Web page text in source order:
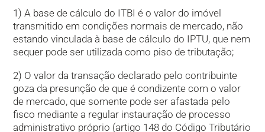
1) A base de cálculo do ITBI é o valor do imóvel
transmitido em condições normais de mercado, não
estando vinculada à base de cálculo do IPTU, que nem
sequer pode ser utilizada como piso de tributação;
2) O valor da transação declarado pelo contribuinte
goza da presunção de que é condizente com o valor
de mercado, que somente pode ser afastada pelo
fisco mediante a regular instauração de processo
administrativo próprio (artigo 148 do Código Tributário